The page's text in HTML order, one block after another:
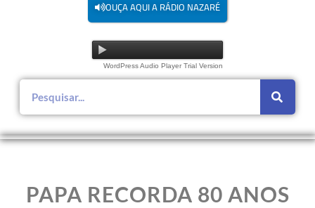
OUÇA AQUI A RÁDIO NAZARÉ
WordPress Audio Player Trial Version
PAPA RECORDA 80 ANOS